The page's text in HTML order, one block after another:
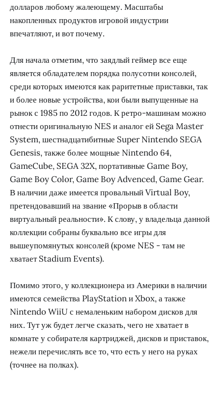
долларов любому жалеющему. Масштабы
накопленных продуктов игровой индустрии
впечатляют, и вот почему.
Для начала отметим, что заядлый геймер все еще
является обладателем порядка полусотни консолей,
среди которых имеются как раритетные приставки, так
и более новые устройства, кои были выпущенные на
рынок с 1985 по 2012 годов. К ретро-машинам можно
отнести оригинальную NES и аналог ей Sega Master
System, шестнадцатибитные Super Nintendo SEGA
Genesis, также более мощные Nintendo 64,
GameCube, SEGA 32X, портативные Game Boy,
Game Boy Color, Game Boy Advenced, Game Gear.
В наличии даже имеется провальный Virtual Boy,
претендовавший на звание «Прорыв в области
виртуальный реальности». К слову, у владельца данной
коллекции собраны буквально все игры для
вышеупомянутых консолей (кроме NES - там не
хватает Stadium Events).
Помимо этого, у коллекционера из Америки в наличии
имеются семейства PlayStation и Xbox, а также
Nintendo WiiU с немаленьким набором дисков для
них. Тут уж будет легче сказать, чего не хватает в
комнате у собирателя картриджей, дисков и приставок,
нежели перечислять все то, что есть у него на руках
(точнее на полках).